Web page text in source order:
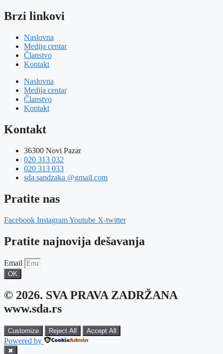
Brzi linkovi
Naslovna
Medija centar
Članstvo
Kontakt
Naslovna
Medija centar
Članstvo
Kontakt
Kontakt
36300 Novi Pazar
020 313 032
020 313 033
sda.sandzaka @gmail.com
Pratite nas
Facebook InstagramYoutube X-twitter
Pratite najnovija dešavanja
Email
OK
© 2026. SVA PRAVA ZADRŽANA
www.sda.rs
Customize Reject All Accept All
Powered by
✖